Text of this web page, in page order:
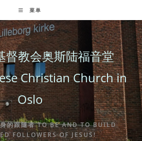
菜单
督教会奥斯陆福音堂
Christian Church in
Oslo
的跟隨者 TO BE AND TO BUILD
FOLLOWERS OF JESUS!